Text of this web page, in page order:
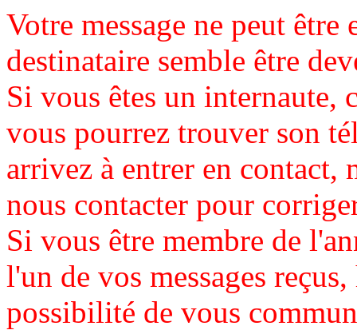
Votre message ne peut
destinataire semble être
Si vous êtes un internaute,
vous pourrez trouver son
arrivez à entrer en contact,
nous contacter pour
Si vous être membre de
l'un de vos messages
possibilité de vous